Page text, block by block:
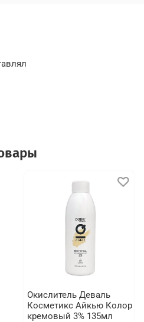
Окислитель Деваль
Косметикс Айкью Колор
кремовый 3% 135мл